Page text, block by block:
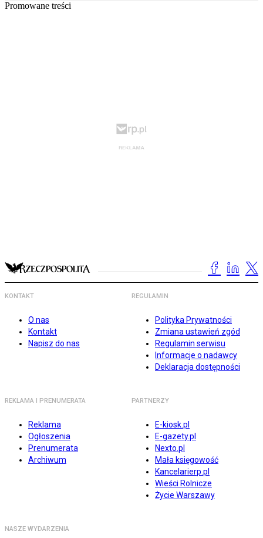
Promowane treści
KONTAKT
O nas
Kontakt
Napisz do nas
REGULAMIN
Polityka Prywatności
Zmiana ustawień zgód
Regulamin serwisu
Informacje o nadawcy
Deklaracja dostępności
REKLAMA I PRENUMERATA
Reklama
Ogłoszenia
Prenumerata
Archiwum
PARTNERZY
E-kiosk.pl
E-gazety.pl
Nexto.pl
Mała księgowość
Kancelarierp.pl
Wieści Rolnicze
Życie Warszawy
NASZE WYDARZENIA